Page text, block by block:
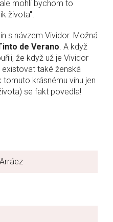
mohli bychom to
života".
s návzem Vividor. Možná
de Verano. A když
že když už je Vividor
existovat také ženská
krásnému vínu jen
se fakt povedla!